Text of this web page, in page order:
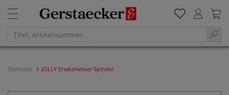
Startseite JOLLY Ersatzmesser Spindel